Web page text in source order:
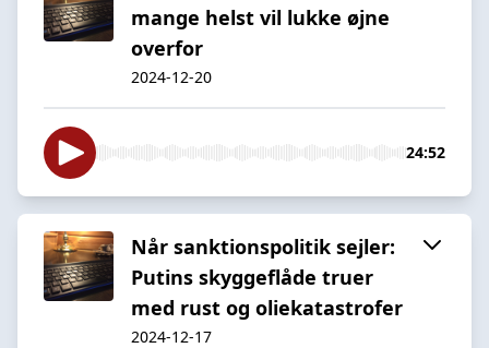
mange helst vil lukke øjne
overfor
2024-12-20
24:52
Når sanktionspolitik sejler:
Putins skyggeflåde truer
med rust og oliekatastrofer
2024-12-17